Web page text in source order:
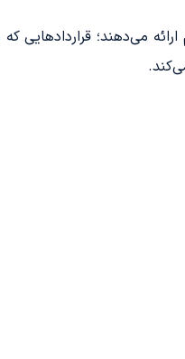
می‌دهند؛ قراردادهایی که